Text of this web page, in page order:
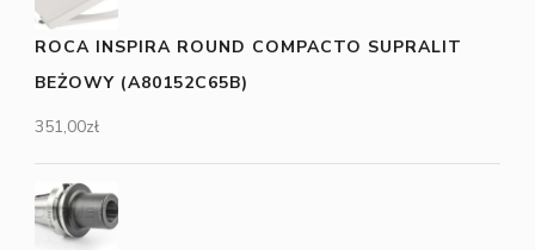
ROCA INSPIRA ROUND COMPACTO SUPRALIT
BEŻOWY (A80152C65B)
351,00zł